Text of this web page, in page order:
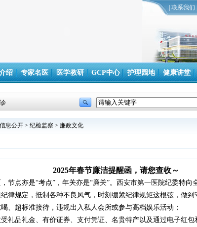
联系我们
绍 专家名医 医学教研 GCP中心 护理园地 健康讲堂
信息公开> 纪检监察 > 廉政文化
2025年春节廉洁提醒函，请您查收～
节点亦是“考点”，年关亦是“廉关”。西安市第一医院纪委特向
律规定，抵制各种不良风气，时刻绷紧纪律规矩这根弦，做到
、超标准接待，违规出入私人会所或参与高档娱乐活动；
礼品礼金、有价证券、支付凭证、名贵特产以及通过电子红包